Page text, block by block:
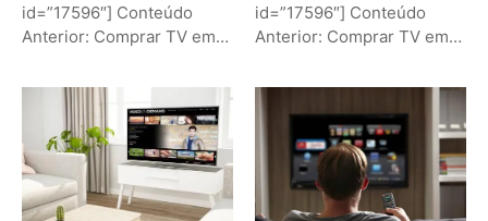
id=”17596″] Conteúdo
Anterior: Comprar TV em
Conteúdo: Sobremesa de...
id=”17596″] Conteúdo
Anterior: Comprar TV em
Comprar TV...